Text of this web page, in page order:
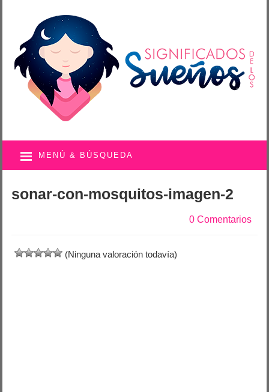
MENÚ & BÚSQUEDA
sonar-con-mosquitos-imagen-2
0 Comentarios
(Ninguna valoración todavía)